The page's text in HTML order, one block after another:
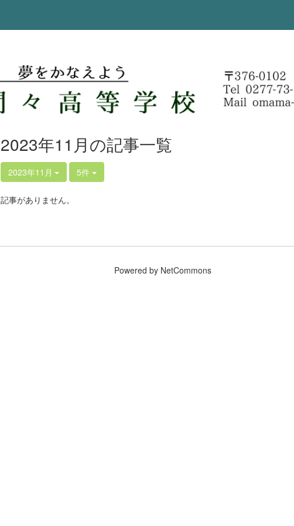
2023年11月の記事一覧
2023年11月 5件
記事がありません。
Powered by NetCommons